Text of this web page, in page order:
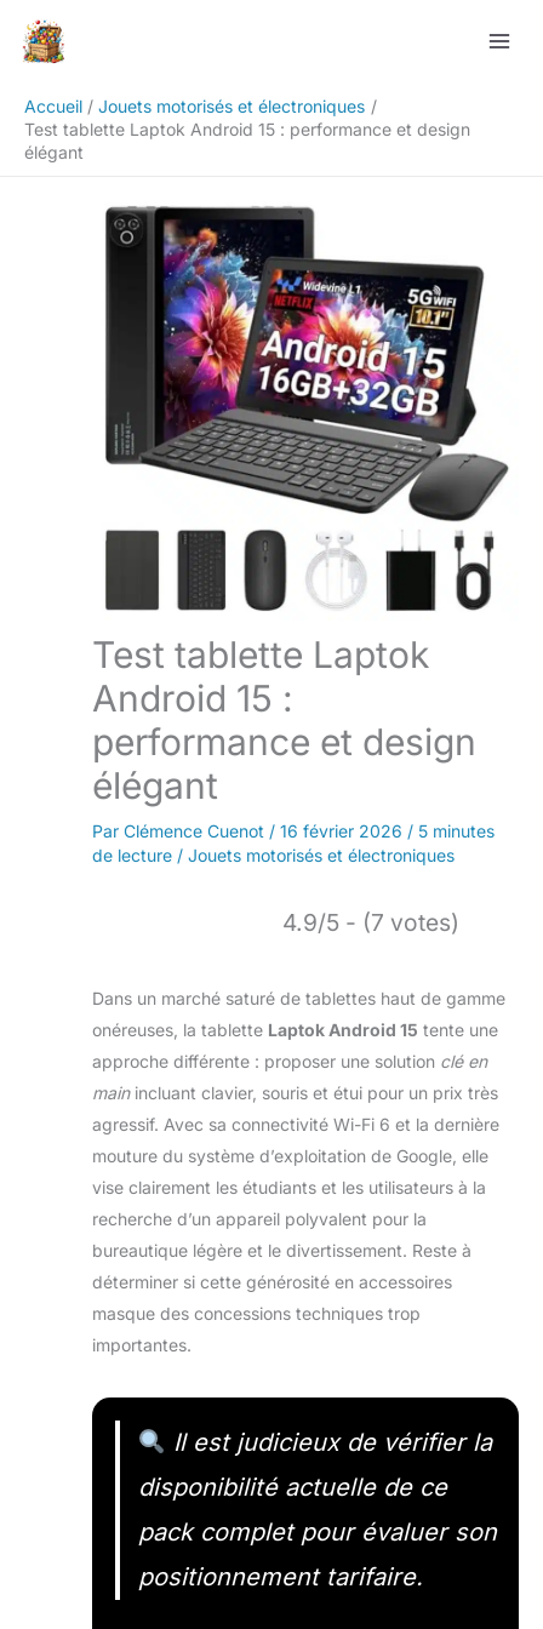
Accueil
Jouets motorisés et électroniques
Test tablette Laptok Android 15 : performance et design
élégant
Test tablette Laptok
Android 15 :
performance et design
élégant
Par Clémence Cuenot / 16 février 2026 / 5 minutes
de lecture / Jouets motorisés et électroniques
4.9/5 - (7 votes)
Dans un marché saturé de tablettes haut de gamme
onéreuses, la tablette Laptok Android 15 tente une
approche différente : proposer une solution clé en
mainincluant clavier, souris et étui pour un prix très
agressif. Avec sa connectivité Wi-Fi 6 et la dernière
mouture du système d’exploitation de Google, elle
vise clairement les étudiants et les utilisateurs à la
recherche d’un appareil polyvalent pour la
bureautique légère et le divertissement. Reste à
déterminer si cette générosité en accessoires
masque des concessions techniques trop
importantes.
Il est judicieux de vérifier la
disponibilité actuelle de ce
pack complet pour évaluer son
positionnement tarifaire.
Rechercher